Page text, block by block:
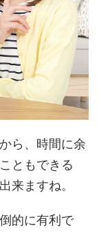
ら、時間に余
ともできる
来ますね。
的に有利で